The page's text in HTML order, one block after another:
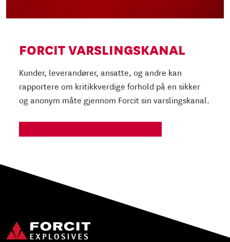
FORCIT VARSLINGSKANAL
Kunder, leverandører, ansatte, og andre kan
rapportere om kritikkverdige forhold på en sikker
og anonym måte gjennom Forcit sin varslingskanal.